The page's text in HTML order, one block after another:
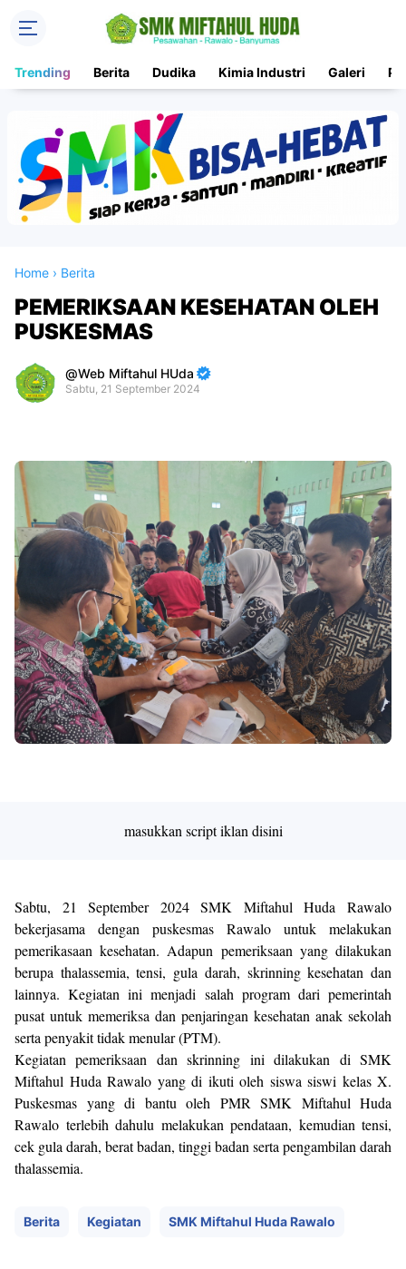
Trending Berita Dudika Kimia Industri Galeri
Home › Berita
PEMERIKSAAN KESEHATAN OLEH
PUSKESMAS
Web Miftahul HUda
Sabtu, 21 September 2024
Raushan
Design
With
Shroff
Templates
masukkan script iklan disini
Sabtu, 21 September 2024 SMK Miftahul Huda Rawalo
bekerjasama dengan puskesmas Rawalo untuk melakukan
pemerikasaan kesehatan. Adapun pemeriksaan yang dilakukan
berupa thalassemia, tensi, gula darah, skrinning kesehatan dan
lainnya. Kegiatan ini menjadi salah program dari pemerintah
pusat untuk memeriksa dan penjaringan kesehatan anak sekolah
serta penyakit tidak menular (PTM).
Kegiatan pemeriksaan dan skrinning ini dilakukan di SMK
Miftahul Huda Rawalo yang di ikuti oleh siswa siswi kelas X.
Puskesmas yang di bantu oleh PMR SMK Miftahul Huda
Rawalo terlebih dahulu melakukan pendataan, kemudian tensi,
cek gula darah, berat badan, tinggi badan serta pengambilan darah
thalassemia.
Berita Kegiatan SMK Miftahul Huda Rawalo